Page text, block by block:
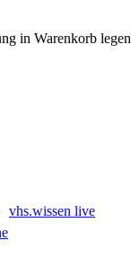
in Warenkorb legen
vhs.wissen live